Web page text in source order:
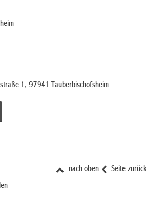
1, 97941 Tauberbischofsheim
Seite zurück
nach oben